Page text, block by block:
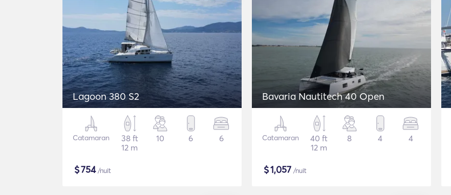
Lagoon 380 S2
Catamaran
38 ft
12 m
10 6 6
$754/nuit
Bavaria Nautitech 40 Open
Catamaran
40 ft
12 m
8 4 4
$1,057 /nuit